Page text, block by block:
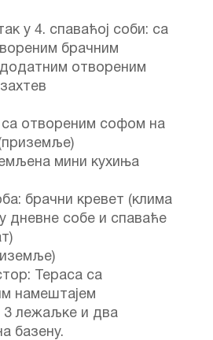
у 4. спаваћој соби: са
брачним
отвореним
отвореним софом на
мини кухиња
брачни кревет (клима
дневне собе и спаваће
Тераса са
намештајем
3 лежаљке и два
базену.